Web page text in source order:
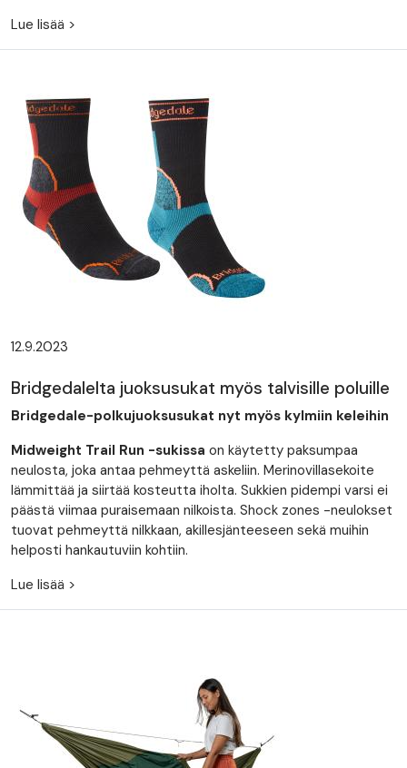
Lue lisää >
12.9.2023
Bridgedalelta juoksusukat myös talvisille poluille
Bridgedale-polkujuoksusukat nyt myös kylmiin keleihin
Midweight Trail Run -sukissa on käytetty paksumpaa
neulosta, joka antaa pehmeyttä askeliin. Merinovillasekoite
lämmittää ja siirtää kosteutta iholta. Sukkien pidempi varsi ei
päästä viimaa puraisemaan nilkoista. Shock zones -neulokset
tuovat pehmeyttä nilkkaan, akillesjänteeseen sekä muihin
helposti hankautuviin kohtiin.
Lue lisää >